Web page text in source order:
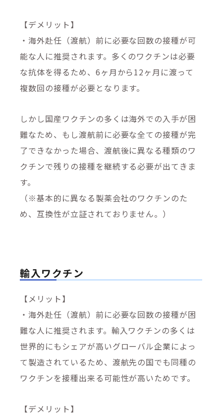
【デメリット】
・海外赴任（渡航）前に必要な回数の接種が可
能な人に推奨されます。多くのワクチンは必要
な抗体を得るため、6ヶ月から12ヶ月に渡って
複数回の接種が必要となります。
しかし国産ワクチンの多くは海外での入手が困
難なため、もし渡航前に必要な全ての接種が完
了できなかった場合、渡航後に異なる種類のワ
クチンで残りの接種を継続する必要が出てきま
す。
（※基本的に異なる製薬会社のワクチンのた
め、互換性が立証されておりません。）
輸入ワクチン
【メリット】
・海外赴任（渡航）前に必要な回数の接種が困
難な人に推奨されます。輸入ワクチンの多くは
世界的にもシェアが高いグローバル企業によっ
て製造されているため、渡航先の国でも同種の
ワクチンを接種出来る可能性が高いためです。
【デメリット】